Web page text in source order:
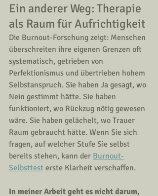
Ein anderer Weg: Therapie
als Raum für Aufrichtigkeit
Die Burnout-Forschung zeigt: Menschen
überschreiten ihre eigenen Grenzen oft
systematisch, getrieben von
Perfektionismus und übertrieben hohem
Selbstanspruch. Sie haben Ja gesagt, wo
Nein gestimmt hätte. Sie haben
funktioniert, wo Rückzug nötig gewesen
wäre. Sie haben gelächelt, wo Trauer
Raum gebraucht hätte. Wenn Sie sich
fragen, auf welcher Stufe Sie selbst
bereits stehen, kann der Burnout-
Selbsttest erste Klarheit verschaffen.
In meiner Arbeit geht es nicht darum,